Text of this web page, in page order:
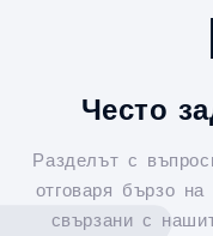
Често
Разделът с
отговаря бързо
свързани с